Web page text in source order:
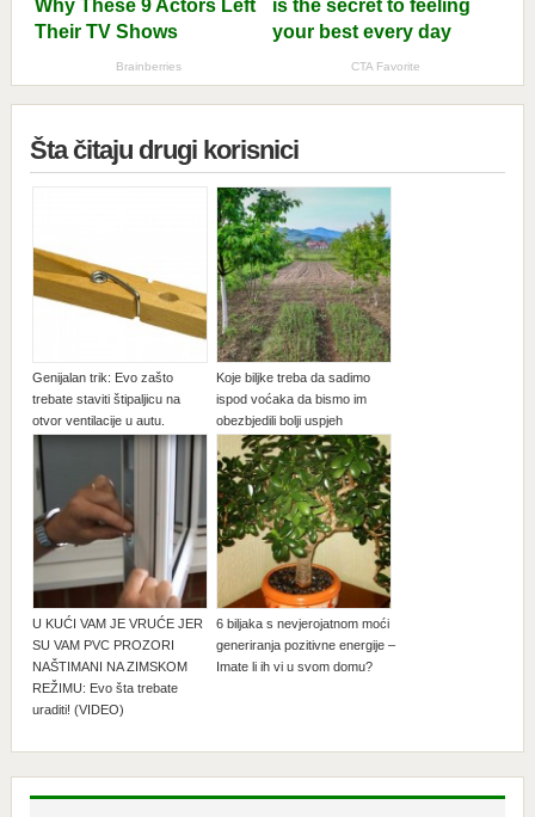
Šta čitaju drugi korisnici
Genijalan trik: Evo zašto
trebate staviti štipaljicu na
otvor ventilacije u autu.
Koje biljke treba da sadimo
ispod voćaka da bismo im
obezbjedili bolji uspjeh
U KUĆI VAM JE VRUĆE JER
SU VAM PVC PROZORI
NAŠTIMANI NA ZIMSKOM
REŽIMU: Evo šta trebate
uraditi! (VIDEO)
6 biljaka s nevjerojatnom moći
generiranja pozitivne energije –
Imate li ih vi u svom domu?